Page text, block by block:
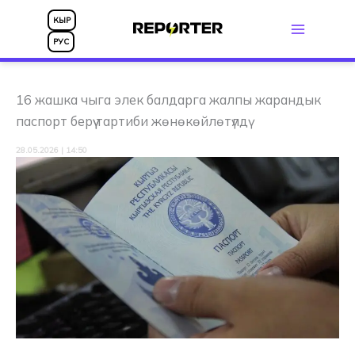
КЫР
РУС
16 жашка чыга элек балдарга жалпы жарандык
паспорт берүү тартиби жөнөкөйлөтүлдү
28.05.2026 | 14:50